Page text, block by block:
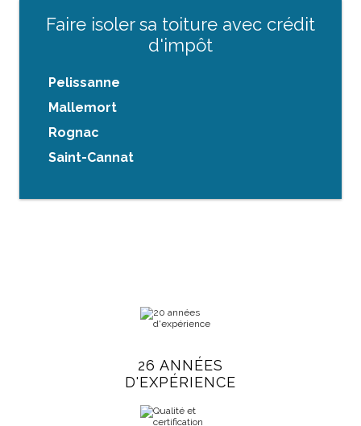
Faire isoler sa toiture avec crédit
d'impôt
Pelissanne
Mallemort
Rognac
Saint-Cannat
26 ANNÉES
D'EXPÉRIENCE